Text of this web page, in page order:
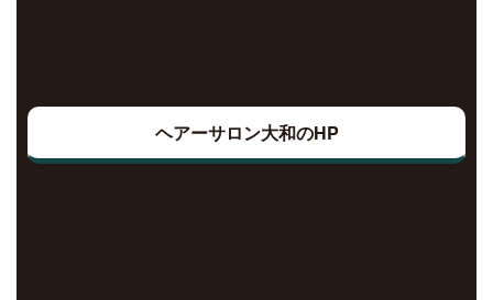
ヘアーサロン大和のHP